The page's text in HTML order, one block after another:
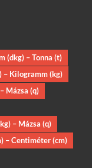
(dkg) – Tonna (t)
– Kilogramm (kg)
Mázsa (q)
– Mázsa (q)
– Centiméter (cm)